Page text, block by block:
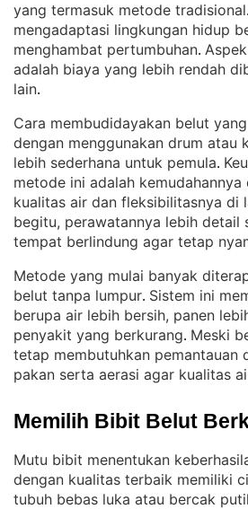
yang termasuk metode tradisional.
mengadaptasi lingkungan hidup
menghambat pertumbuhan.
adalah biaya yang lebih rendah
lain.
Cara membudidayakan belut
dengan menggunakan drum atau
lebih sederhana untuk pemula.
metode ini adalah kemudahannya
kualitas air dan fleksibilitasnya di
begitu, perawatannya lebih detail
tempat berlindung agar tetap
Metode yang mulai banyak
belut tanpa lumpur. Sistem ini
berupa air lebih bersih, panen
penyakit yang berkurang. Meski
tetap membutuhkan pemantauan
pakan serta aerasi agar kualitas
Memilih Bibit Belut
Mutu bibit menentukan
dengan kualitas terbaik memiliki
tubuh bebas luka atau bercak